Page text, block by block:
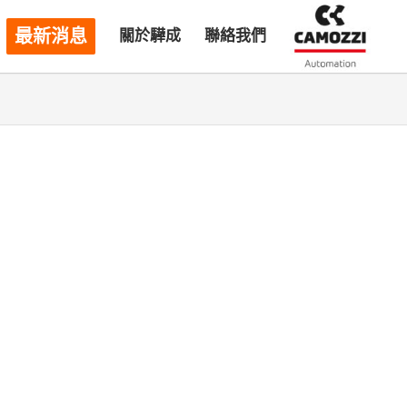
最新消息 關於驊成 聯絡我們